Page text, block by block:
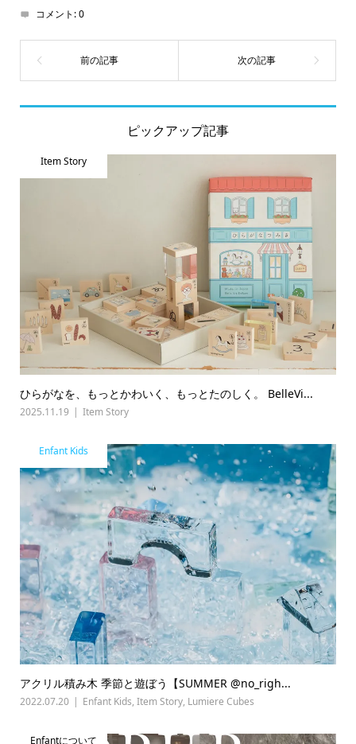
コメント:0
ピックアップ記事
Item Story
ひらがなを、もっとかわいく、もっとたのしく。 BelleVi...
2025.11.19 Item Story
Enfant Kids
アクリル積み木 季節と遊ぼう【SUMMER @no_righ...
2022.07.20 Enfant Kids, Item Story, Lumiere Cubes
Enfantについて